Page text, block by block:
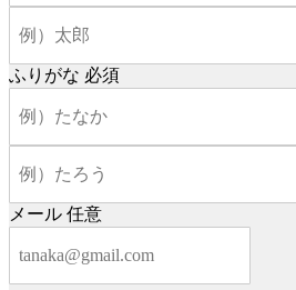
ふりがな 必須
メール 任意